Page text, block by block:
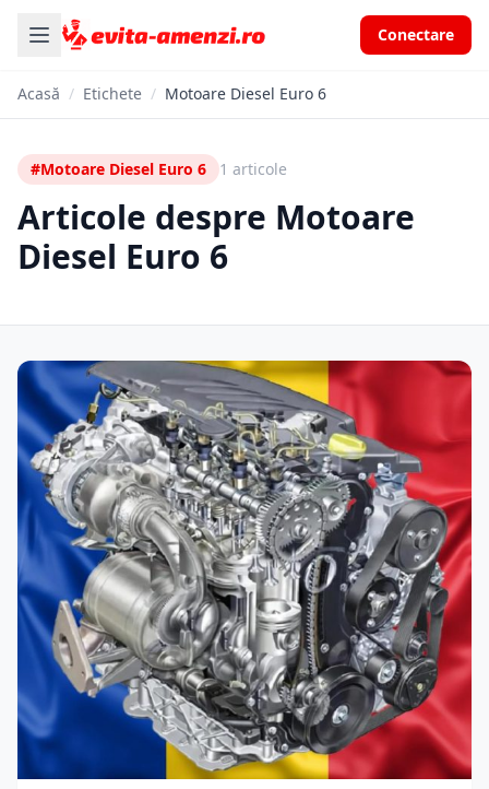
Conectare
Acasă / Etichete / Motoare Diesel Euro 6
#Motoare Diesel Euro 6 1 articole
Articole despre Motoare
Diesel Euro 6